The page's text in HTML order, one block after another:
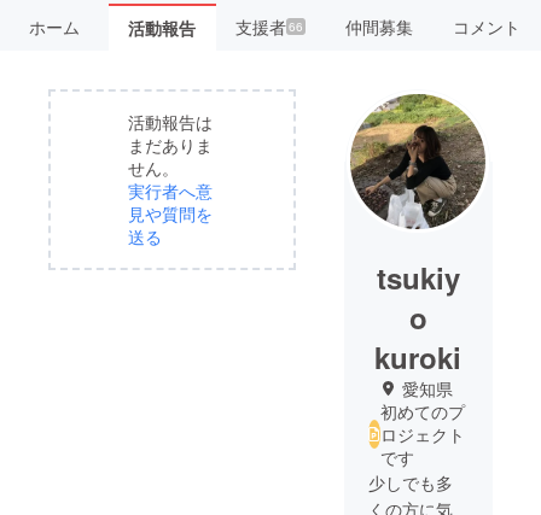
ホーム 活動報告 支援者66 仲間募集 コメント
活動報告は
まだありま
せん。
実行者へ意
見や質問を
送る
tsukiy
o
kuroki
愛知県
初めてのプ
ロジェクト
です
少しでも多
くの方に気